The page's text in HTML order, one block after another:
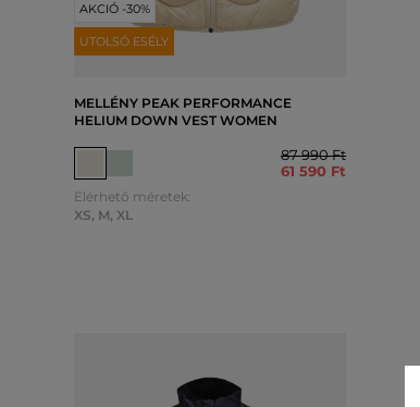
AKCIÓ -30%
UTOLSÓ ESÉLY
MELLÉNY PEAK PERFORMANCE
HELIUM DOWN VEST WOMEN
87 990 Ft
61 590 Ft
Elérhető méretek:
XS, M, XL